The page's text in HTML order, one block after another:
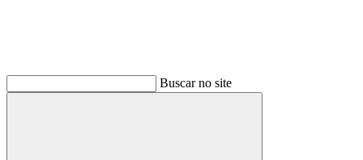
Buscar no site